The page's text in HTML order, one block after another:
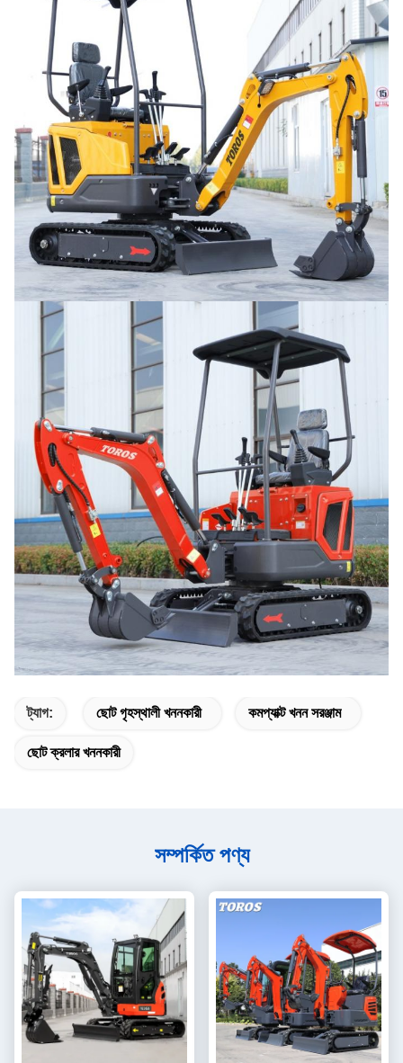
ট্যাগ: ছোট গৃহস্থালী খননকারী কমপ্যাক্ট খনন সরঞ্জাম
ছোট ক্রলার খননকারী
সম্পর্কিত পণ্য